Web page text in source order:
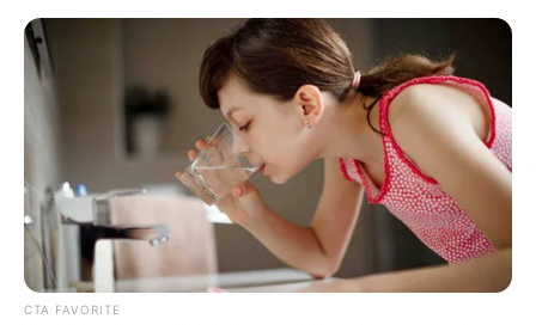
Перейти
вмісту
Groza-news.info
Громада Закарпаття
CTA FAVORITE